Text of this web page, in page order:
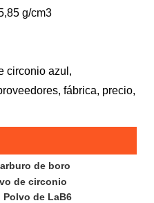
g/cm3
circonio azul,
fábrica, precio,
de boro
de circonio
Polvo de LaB6